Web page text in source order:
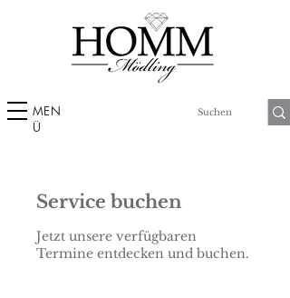
MEN
Ü
Service buchen
Jetzt unsere verfügbaren
Termine entdecken und buchen.